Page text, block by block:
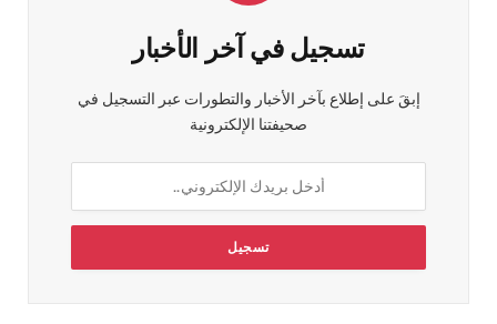
تسجيل في آخر الأخبار
إبقَ على إطلاع بآخر الأخبار والتطورات عبر التسجيل في
صحيفتنا الإلكترونية